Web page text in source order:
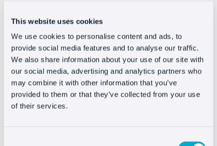
This website uses cookies
We use cookies to personalise content and ads, to
provide social media features and to analyse our traffic.
We also share information about your use of our site with
our social media, advertising and analytics partners who
may combine it with other information that you’ve
provided to them or that they’ve collected from your use
of their services.
más inteligente es hacer una estrategia
combinada para que nuestros recursos sean más
productivos a todos los niveles.
#3 – Aporta soluciones cuando hacen
falta
Tanto en la atención al cliente como en la